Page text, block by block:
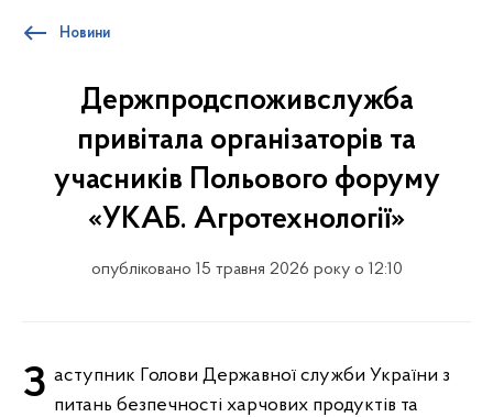
Новини
Держпродспоживслужба
привітала організаторів та
учасників Польового форуму
«УКАБ. Агротехнології»
опубліковано 15 травня 2026 року о 12:10
Заступник Голови Державної служби України з питань безпечності харчових продуктів та